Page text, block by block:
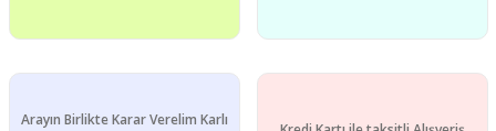
Arayın Birlikte Karar Verelim Karlı